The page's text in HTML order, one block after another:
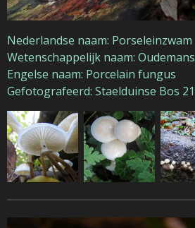
Nederlandse naam: Porseleinzwam
Wetenschappelijk naam:
Engelse naam: Porcelain fungus
Gefotografeerd: Staelduinse Bos